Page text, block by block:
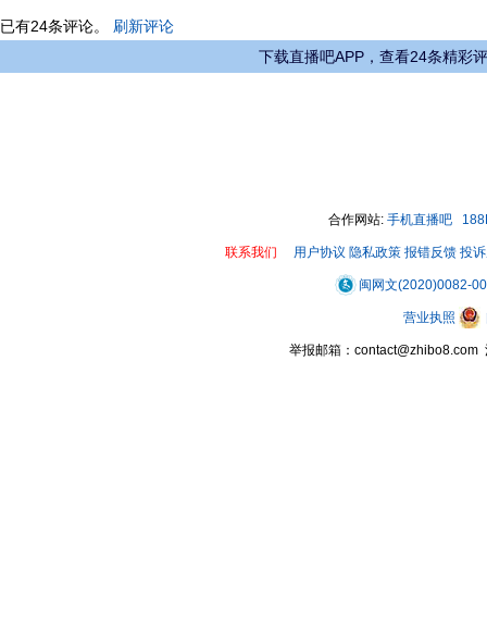
已有24条评论。 刷新评论
下载直播吧APP，查看24条精彩
合作网站: 手机直播吧
联系我们 用户协议 隐私政策 报错反馈 投
闽网文(2020)0082-
营业执照
举报邮箱：